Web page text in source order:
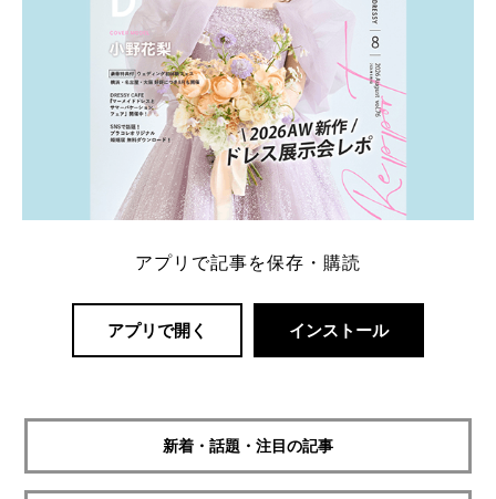
アプリで記事を保存・購読
アプリで開く インストール
新着・話題・注目の記事